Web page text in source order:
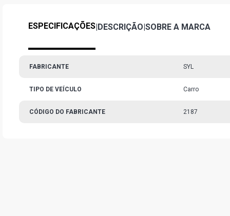
ESPECIFICAÇÕES|DESCRIÇÃO|SOBRE A MARCA
FABRICANTE SYL
TIPO DE VEÍCULO Carro
CÓDIGO DO FABRICANTE 2187